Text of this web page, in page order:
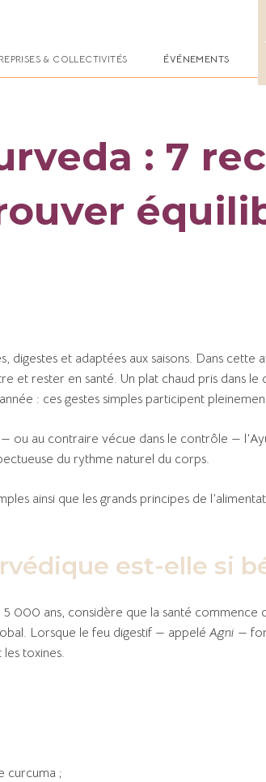
& COLLECTIVITÉS ÉVÉNEMENTS
: 7
digestes et adaptées aux saisons. Dans cette
et rester en santé. Un plat chaud pris dans le
: ces gestes simples participent
ou au contraire vécue dans le contrôle —
du rythme naturel du corps.
ainsi que les grands principes de
est-elle si
000 ans, considère que la santé commence
Lorsque le feu digestif — appelé Agni —
toxines.
curcuma ;